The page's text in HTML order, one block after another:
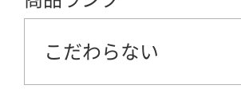
こだわらない